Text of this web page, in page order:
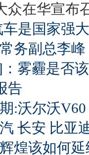
众在华宣布
是国家强
务副总李峰
雾霾是否
告
:沃尔沃
长安 比亚
煌该如何延